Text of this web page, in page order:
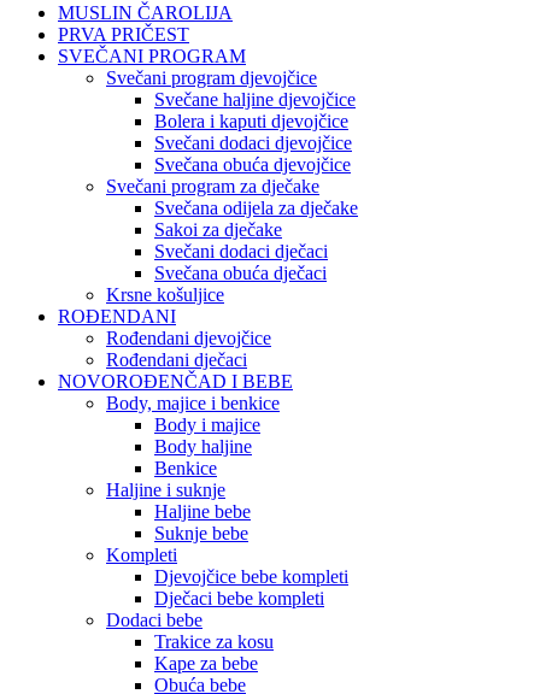
MUSLIN ČAROLIJA
PRVA PRIČEST
SVEČANI PROGRAM
Svečani program djevojčice
Svečane haljine djevojčice
Bolera i kaputi djevojčice
Svečani dodaci djevojčice
Svečana obuća djevojčice
Svečani program za dječake
Svečana odijela za dječake
Sakoi za dječake
Svečani dodaci dječaci
Svečana obuća dječaci
Krsne košuljice
ROĐENDANI
Rođendani djevojčice
Rođendani dječaci
NOVOROĐENČAD I BEBE
Body, majice i benkice
Body i majice
Body haljine
Benkice
Haljine i suknje
Haljine bebe
Suknje bebe
Kompleti
Djevojčice bebe kompleti
Dječaci bebe kompleti
Dodaci bebe
Trakice za kosu
Kape za bebe
Obuća bebe